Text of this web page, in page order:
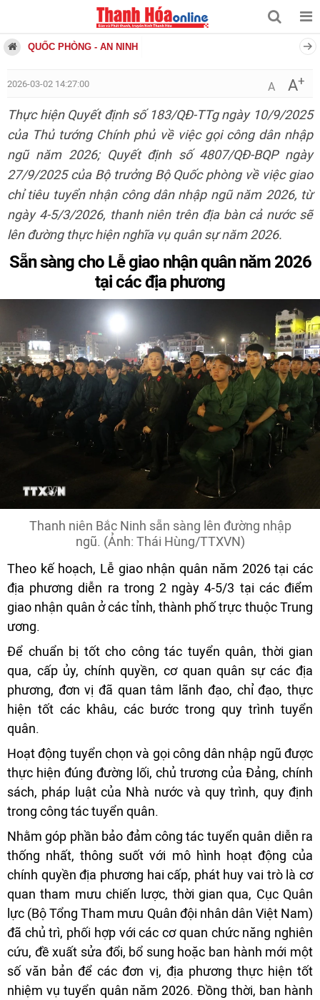
QUỐC PHÒNG - AN NINH
2026-03-02 14:27:00 A A+
Thực hiện Quyết định số 183/QĐ-TTg ngày 10/9/2025
của Thủ tướng Chính phủ về việc gọi công dân nhập
ngũ năm 2026; Quyết định số 4807/QĐ-BQP ngày
27/9/2025 của Bộ trưởng Bộ Quốc phòng về việc giao
chỉ tiêu tuyển nhận công dân nhập ngũ năm 2026, từ
ngày 4-5/3/2026, thanh niên trên địa bàn cả nước sẽ
lên đường thực hiện nghĩa vụ quân sự năm 2026.
Sẵn sàng cho Lễ giao nhận quân năm 2026
tại các địa phương
Thanh niên Bắc Ninh sẵn sàng lên đường nhập
ngũ. (Ảnh: Thái Hùng/TTXVN)
Theo kế hoạch, Lễ giao nhận quân năm 2026 tại các
địa phương diễn ra trong 2 ngày 4-5/3 tại các điểm
giao nhận quân ở các tỉnh, thành phố trực thuộc Trung
ương.
Để chuẩn bị tốt cho công tác tuyển quân, thời gian
qua, cấp ủy, chính quyền, cơ quan quân sự các địa
phương, đơn vị đã quan tâm lãnh đạo, chỉ đạo, thực
hiện tốt các khâu, các bước trong quy trình tuyển
quân.
Hoạt động tuyển chọn và gọi công dân nhập ngũ được
thực hiện đúng đường lối, chủ trương của Đảng, chính
sách, pháp luật của Nhà nước và quy trình, quy định
trong công tác tuyển quân.
Nhằm góp phần bảo đảm công tác tuyển quân diễn ra
thống nhất, thông suốt với mô hình hoạt động của
chính quyền địa phương hai cấp, phát huy vai trò là cơ
quan tham mưu chiến lược, thời gian qua, Cục Quân
lực (Bộ Tổng Tham mưu Quân đội nhân dân Việt Nam)
đã chủ trì, phối hợp với các cơ quan chức năng nghiên
cứu, đề xuất sửa đổi, bổ sung hoặc ban hành mới một
số văn bản để các đơn vị, địa phương thực hiện tốt
nhiệm vụ tuyển quân năm 2026. Đồng thời, ban hành